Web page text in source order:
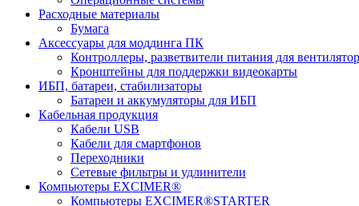
Расходные материалы
Бумага
Аксессуары для моддинга ПК
Контроллеры, разветвители питания для
Кронштейны для поддержки видеокарты
ИБП, батареи, стабилизаторы
Батареи и аккумуляторы для ИБП
Кабельная продукция
Кабели USB
Кабели для смартфонов
Переходники
Сетевые фильтры и удлинители
Компьютеры EXCIMER®
Компьютеры EXCIMER®STARTER